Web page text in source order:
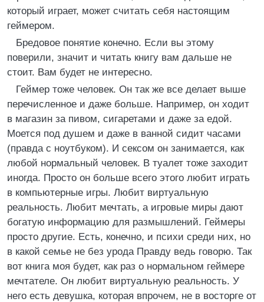
который играет, может считать себя настоящим
геймером.
Бредовое понятие конечно. Если вы этому
поверили, значит и читать книгу вам дальше не
стоит. Вам будет не интересно.
Геймер тоже человек. Он так же все делает выше
перечисленное и даже больше. Например, он ходит
в магазин за пивом, сигаретами и даже за едой.
Моется под душем и даже в ванной сидит часами
(правда с ноутбуком). И сексом он занимается, как
любой нормальный человек. В туалет тоже заходит
иногда. Просто он больше всего этого любит играть
в компьютерные игры. Любит виртуальную
реальность. Любит мечтать, а игровые миры дают
богатую информацию для размышлений. Геймеры
просто другие. Есть, конечно, и психи среди них, но
в какой семье не без урода Правду ведь говорю. Так
вот книга моя будет, как раз о нормальном геймере
мечтателе. Он любит виртуальную реальность. У
него есть девушка, которая впрочем, не в восторге от